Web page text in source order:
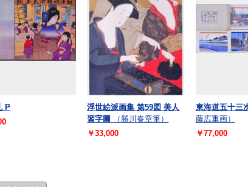
P
浮世絵派画集 第59図 美人
習字圖
（勝川春章筆）
￥33,000
東海道五十三
藤広重画）
￥77,000